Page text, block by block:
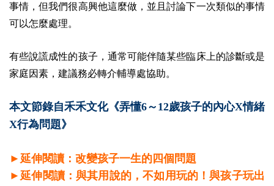
事情，但我們很高興他這麼做，並且討論下一次類似的事情
可以怎麼處理。
有些說謊成性的孩子，通常可能伴隨某些臨床上的診斷或是
家庭因素，建議務必轉介輔導處協助。
本文節錄自禾禾文化《弄懂6～12歲孩子的內心X情緒
X行為問題》
►延伸閱讀：改變孩子一生的四個問題
►延伸閱讀：與其用說的，不如用玩的！與孩子玩出